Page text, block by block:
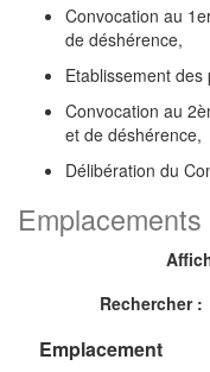
Convocation au
de déshérence,
Etablissement
Convocation au
et de déshérence,
Délibération du
Rechercher :
Emplacement